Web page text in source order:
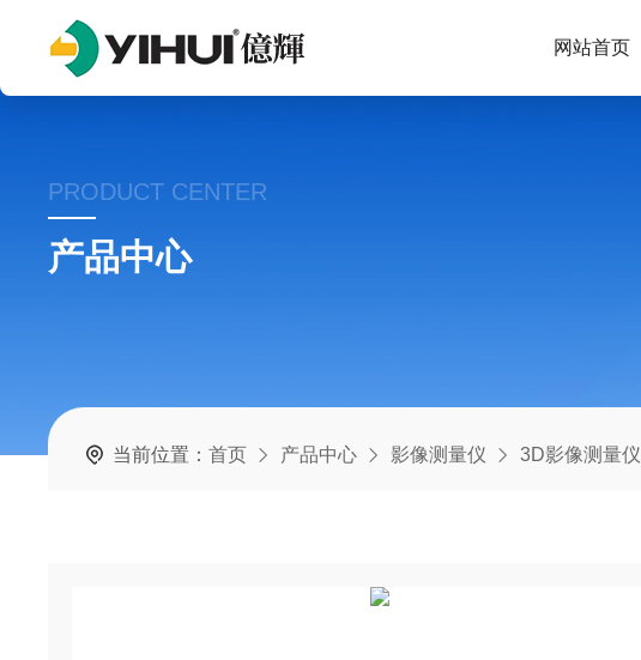
网站首页
PRODUCT CENTER
产品中心
当前位置：首页 产品中心 影像测量仪 3D影像测量仪